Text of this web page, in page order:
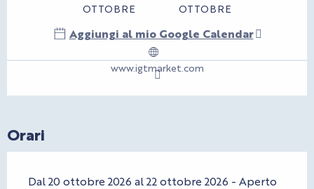
OTTOBRE OTTOBRE
Aggiungi al mio Google Calendar
www.igtmarket.com
Orari
Dal 20 ottobre 2026 al 22 ottobre 2026 - Aperto